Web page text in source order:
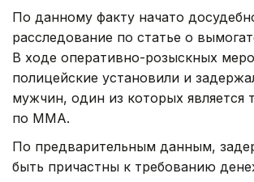
По данному факту начато
расследование по статье о
В ходе оперативно-розыскных
полицейские установили и
мужчин, один из которых является
по ММА.
По предварительным данным,
быть причастны к требованию